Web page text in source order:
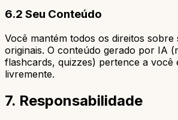
6.2 Seu Conteúdo
Você mantém todos os direitos sobre
originais. O conteúdo gerado por IA
flashcards, quizzes) pertence a você
livremente.
7. Responsabilidade